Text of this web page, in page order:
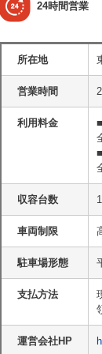
24時間営業
所在地
営業時間
利用料金
収容台数
車両制限
駐車場形態
支払方法
運営会社HP